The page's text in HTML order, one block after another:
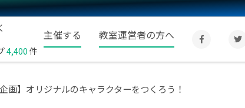
4,400 件
主催する 教室運営者の方へ
企画】オリジナルのキャラクターをつくろう！